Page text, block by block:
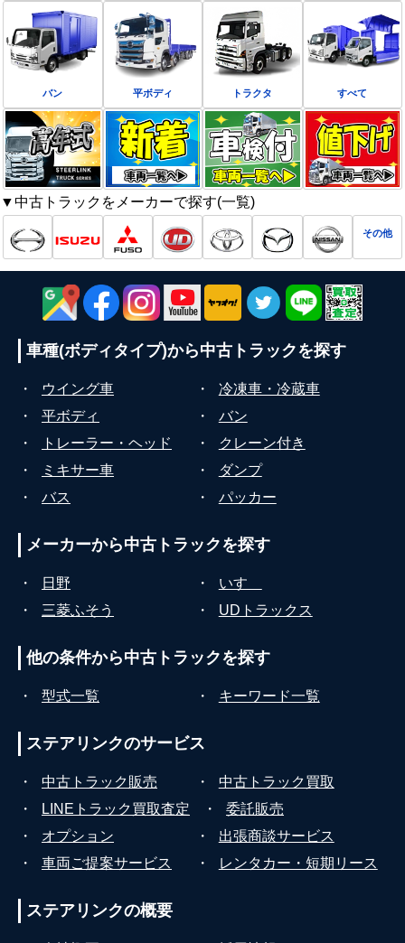
バン 平ボディ トラクタ すべて
▼中古トラックをメーカーで探す(一覧)
その他
車種(ボディタイプ)から中古トラックを探す
・ ウイング車 ・
冷凍車・冷蔵車
・
平ボディ ・
バン
・
トレーラー・ヘッド ・
クレーン付き
・
ミキサー車 ・
ダンプ
・
バス ・ パッカー
メーカーから中古トラックを探す
・ 日野 ・
いすゞ
・
三菱ふそう ・ UDトラックス
他の条件から中古トラックを探す
・ 型式一覧 ・ キーワード一覧
ステアリンクのサービス
・ 中古トラック販売 ・
中古トラック買取
・
LINEトラック買取査定 ・
委託販売
・
オプション ・
出張商談サービス
・
車両ご提案サービス ・ レンタカー・短期リース
ステアリンクの概要